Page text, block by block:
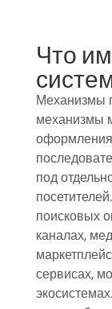
Что
Механизмы
механизмы
под
поисковых
каналах,
сервисах,